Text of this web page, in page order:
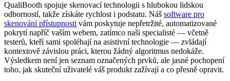
QualiBooth spojuje skenovací technologii s hlubokou lidskou
odborností, takže získáte rychlost i podstatu. Náš software pro
skenování přístupnosti vám poskytuje nepřetržité, automatizované
pokrytí napříč vaším webem, zatímco naši specialisté — včetně
testerů, kteří sami spoléhají na asistivní technologie — zvládají
kontextově závislou práci, kterou žádný algoritmus nedokáže.
Výsledkem není jen seznam označených prvků, ale jasné pochopení
toho, jak skuteční uživatelé váš produkt zažívají a co přesně opravit.